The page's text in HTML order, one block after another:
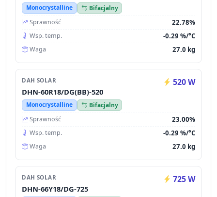
Monocrystalline
Bifacjalny
Sprawność
22.78%
Wsp. temp. -0.29 %/°C
Waga 27.0 kg
DAH SOLAR 520 W
DHN-60R18/DG(BB)-520
Monocrystalline
Bifacjalny
Sprawność
23.00%
Wsp. temp. -0.29 %/°C
Waga 27.0 kg
DAH SOLAR 725 W
DHN-66Y18/DG-725